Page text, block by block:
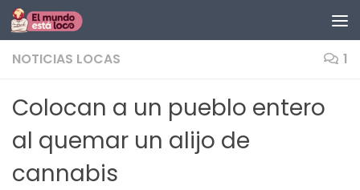
Saltar al contenido
NOTICIAS LOCAS 1
Colocan a un pueblo entero
al quemar un alijo de
cannabis